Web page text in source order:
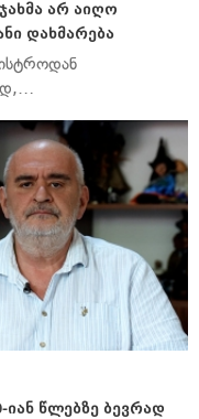
არ აიღო
დახმარება
წლებზე ბევრად